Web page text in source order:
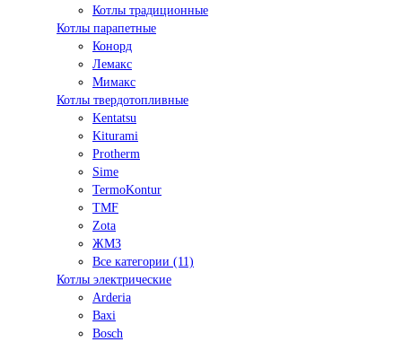
Котлы традиционные
Котлы парапетные
Конорд
Лемакс
Мимакс
Котлы твердотопливные
Kentatsu
Kiturami
Protherm
Sime
TermoKontur
TMF
Zota
ЖМЗ
Все категории (11)
Котлы электрические
Arderia
Baxi
Bosch